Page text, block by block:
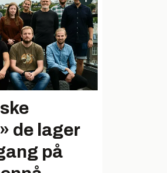
de lager
på